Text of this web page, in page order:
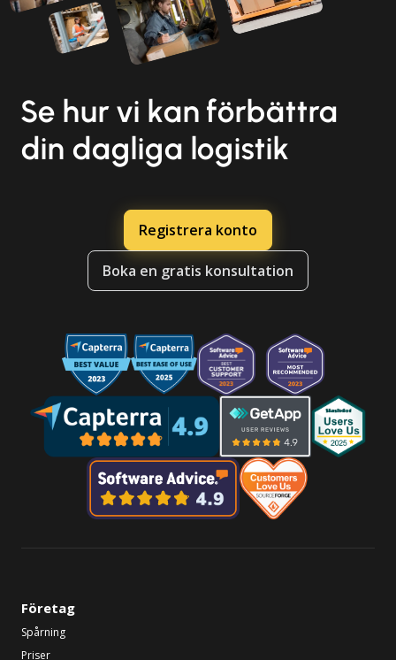
Se hur vi kan förbättra
din dagliga logistik
Registrera konto
Boka en gratis konsultation
Företag
Spårning
Priser